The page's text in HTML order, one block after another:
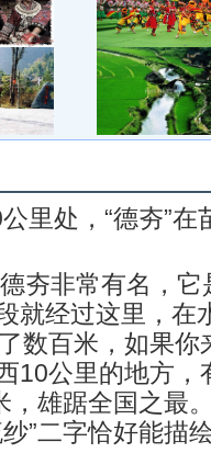
里处，“德夯”在
夯非常有名，
就经过这里，在
数百米，如果
10公里的地方，
，雄踞全国之最
”二字恰好能描